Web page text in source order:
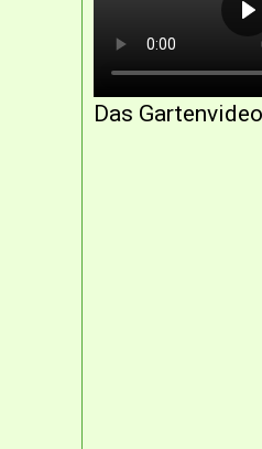
Das Gartenvideo